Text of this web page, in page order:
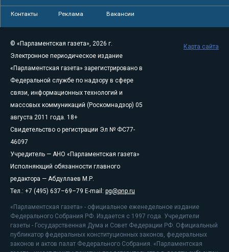
Контакты Реклама Вакансии
© «Парламентская газета», 2026 г.
Электронное периодическое издание
«Парламентская газета» зарегистрировано в
Федеральной службе по надзору в сфере
связи, информационных технологий и
массовых коммуникаций (Роскомнадзор) 05
августа 2011 года. 18+
Свидетельство о регистрации Эл № ФС77-
46097
Учредитель — АНО «Парламентская газета»
Исполняющий обязанности главного
редактора — Абдуллаев М.Р.
Тел.: +7 (495) 637–69–79 E-mail: pg@pnp.ru
«Парламентская газета» - официальное еженедельное издание
Федерального Собрания РФ. Издается с 1997 года. Учредители
газеты - Государственная Дума и Совет Федерации РФ. Официальный
публикатор федеральных конституционных законов, федеральных
законов и актов палат Федерального Собрания. «Парламентская
Карта сайта